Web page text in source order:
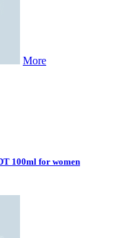
More
100ml for women